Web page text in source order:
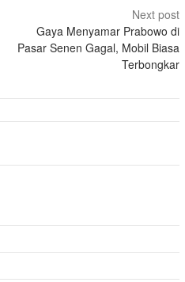
Next post
Gaya Menyamar Prabowo di
Pasar Senen Gagal, Mobil Biasa
Terbongkar